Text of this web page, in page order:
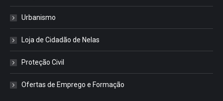
Urbanismo
Loja de Cidadão de Nelas
Proteção Civil
Ofertas de Emprego e Formação